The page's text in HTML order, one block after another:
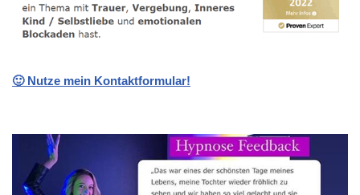
🙂 Nutze mein Kontaktformular!